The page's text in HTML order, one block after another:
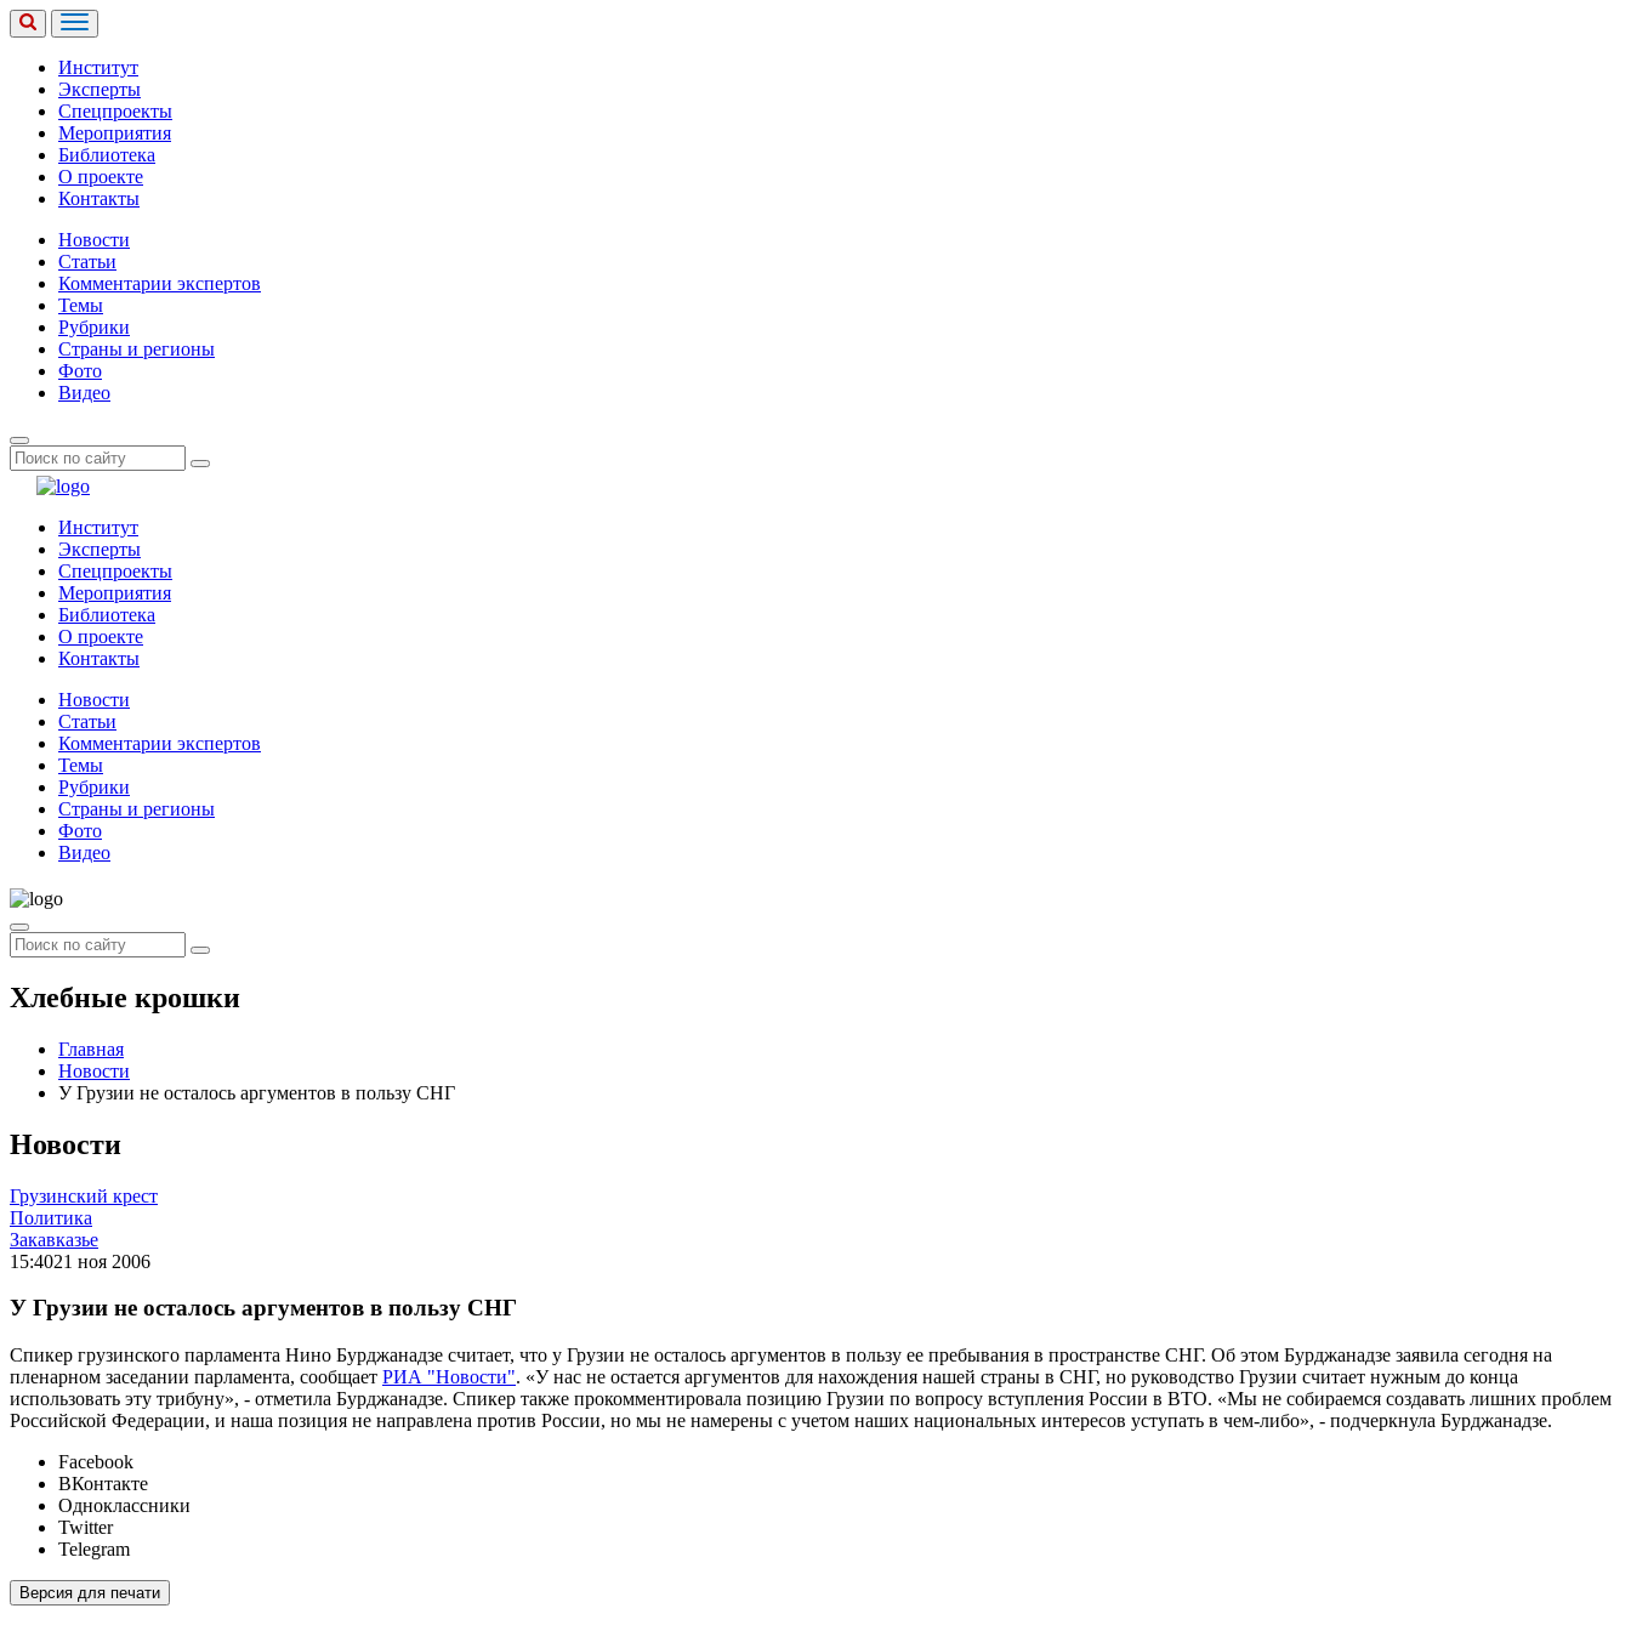
Институт
Эксперты
Спецпроекты
Мероприятия
Библиотека
О проекте
Контакты
Новости
Статьи
Комментарии экспертов
Темы
Рубрики
Страны и регионы
Фото
Видео
Институт
Эксперты
Спецпроекты
Мероприятия
Библиотека
О проекте
Контакты
Новости
Статьи
Комментарии экспертов
Темы
Рубрики
Страны и регионы
Фото
Видео
Хлебные крошки
Главная
Новости
У Грузии не осталось аргументов в пользу СНГ
Новости
Грузинский крест
Политика
Закавказье
15:4021 ноя 2006
У Грузии не осталось аргументов в пользу СНГ
Спикер грузинского парламента Нино Бурджанадзе считает, что у Грузии не осталось аргументов в пользу ее пребывания в пространстве СНГ. Об этом Бурджанадзе заявила сегодня на
пленарном заседании парламента, сообщает РИА "Новости". «У нас не остается аргументов для нахождения нашей страны в СНГ, но руководство Грузии считает нужным до конца
использовать эту трибуну», - отметила Бурджанадзе. Спикер также прокомментировала позицию Грузии по вопросу вступления России в ВТО. «Мы не собираемся создавать лишних проблем
Российской Федерации, и наша позиция не направлена против России, но мы не намерены с учетом наших национальных интересов уступать в чем-либо», - подчеркнула Бурджанадзе.
Facebook
ВКонтакте
Одноклассники
Twitter
Telegram
Версия для печати